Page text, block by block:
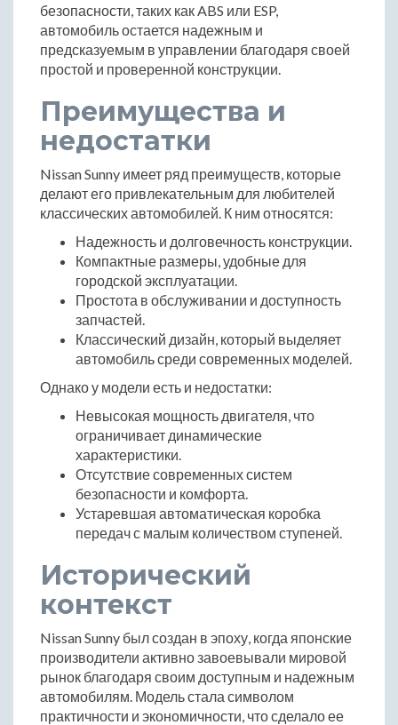
безопасности, таких как ABS или ESP,
автомобиль остается надежным и
предсказуемым в управлении благодаря своей
простой и проверенной конструкции.
Преимущества и
недостатки
Nissan Sunny имеет ряд преимуществ, которые
делают его привлекательным для любителей
классических автомобилей. К ним относятся:
Надежность и долговечность конструкции.
Компактные размеры, удобные для
городской эксплуатации.
Простота в обслуживании и доступность
запчастей.
Классический дизайн, который выделяет
автомобиль среди современных моделей.
Однако у модели есть и недостатки:
Невысокая мощность двигателя, что
ограничивает динамические
характеристики.
Отсутствие современных систем
безопасности и комфорта.
Устаревшая автоматическая коробка
передач с малым количеством ступеней.
Исторический
контекст
Nissan Sunny был создан в эпоху, когда японские
производители активно завоевывали мировой
рынок благодаря своим доступным и надежным
автомобилям. Модель стала символом
практичности и экономичности, что сделало ее